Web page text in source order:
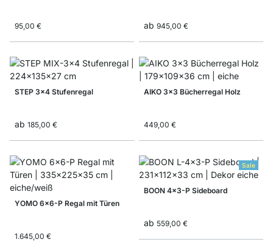
95,00 € ab 945,00 €
STEP 3x4 Stufenregal
ab 185,00 €
AIKO 3x3 Bücherregal Holz
449,00 €
YOMO 6x6-P Regal mit Türen
1.645,00 €
Sale
BOON 4x3-P Sideboard
ab 559,00 €